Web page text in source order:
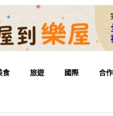
食 旅遊 國際 合